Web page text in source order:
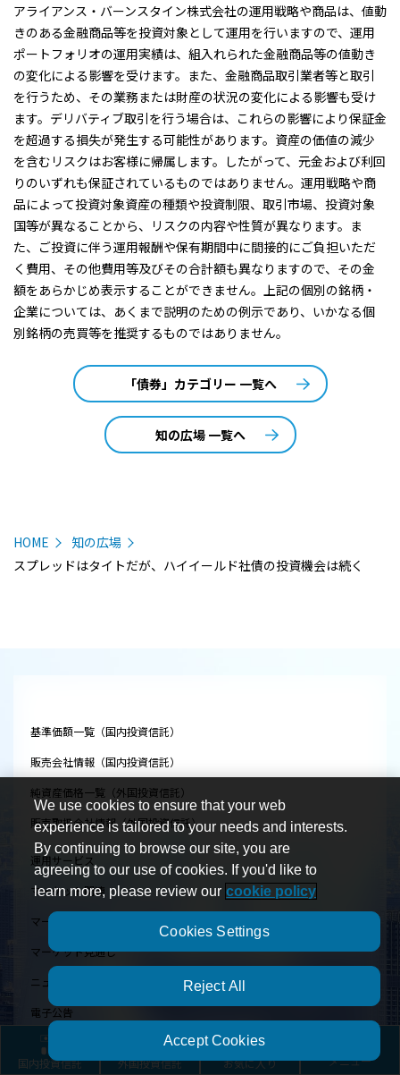
国内投資信託 外国投資信託 お気に入り メニュー
アライアンス・バーンスタイン株式会社の運用戦略や商品は、値動
きのある金融商品等を投資対象として運用を行いますので、運用
ポートフォリオの運用実績は、組入れられた金融商品等の値動き
の変化による影響を受けます。また、金融商品取引業者等と取引
を行うため、その業務または財産の状況の変化による影響も受け
ます。デリバティブ取引を行う場合は、これらの影響により保証金
を超過する損失が発生する可能性があります。資産の価値の減少
を含むリスクはお客様に帰属します。したがって、元金および利回
りのいずれも保証されているものではありません。運用戦略や商
品によって投資対象資産の種類や投資制限、取引市場、投資対象
国等が異なることから、リスクの内容や性質が異なります。ま
た、ご投資に伴う運用報酬や保有期間中に間接的にご負担いただ
く費用、その他費用等及びその合計額も異なりますので、その金
額をあらかじめ表示することができません。上記の個別の銘柄・
企業については、あくまで説明のための例示であり、いかなる個
別銘柄の売買等を推奨するものではありません。
「債券」カテゴリー 一覧へ
知の広場 一覧へ
HOME
知の広場
スプレッドはタイトだが、ハイイールド社債の投資機会は続く
基準価額一覧（国内投資信託）
販売会社情報（国内投資信託）
純資産価格一覧（外国投資信託）
販売取扱会社情報（外国投資信託）
運用サービス
マーケット関連
マーケット／ファンド関連 トピックス
マーケット見通し
ニュースリリース
電子公告
リサーチブック
We use cookies to ensure that your web
experience is tailored to your needs and interests.
By continuing to browse our site, you are
agreeing to our use of cookies. If you'd like to
learn more, please review our cookie policy
Cookies Settings
Reject All
Accept Cookies